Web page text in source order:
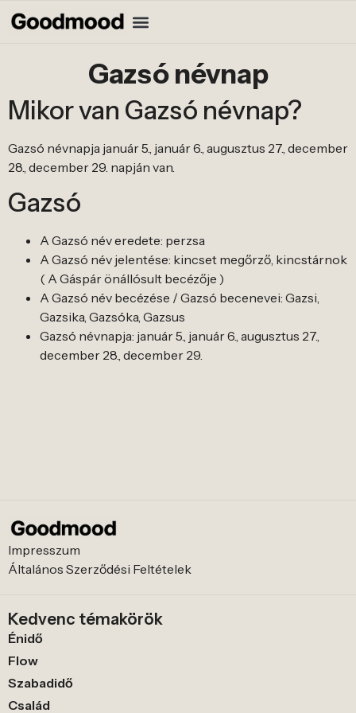
Gazsó névnap
Mikor van Gazsó névnap?
Gazsó névnapja január 5., január 6., augusztus 27., december
28., december 29. napján van.
Gazsó
A Gazsó név eredete: perzsa
A Gazsó név jelentése: kincset megőrző, kincstárnok
( A Gáspár önállósult becézője )
A Gazsó név becézése / Gazsó becenevei: Gazsi,
Gazsika, Gazsóka, Gazsus
Gazsó névnapja: január 5., január 6., augusztus 27.,
december 28., december 29.
Impresszum
Általános Szerződési Feltételek
Kedvenc témakörök
Énidő
Flow
Szabadidő
Család